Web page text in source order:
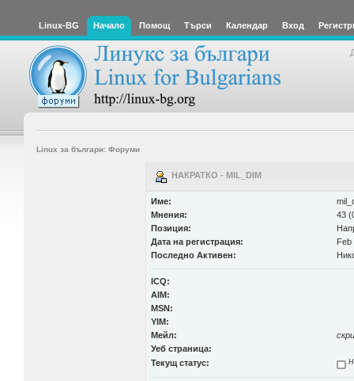
Linux-BG Начало Помощ Търси Календар Вход
Linux за българи: Форуми
НАКРАТКО - MIL_DIM
Име:
Мнения:
43
Позиция:
Дата на регистрация:
Feb
Последно Активен:
ICQ:
AIM:
MSN:
YIM:
Мейл:
Уеб страница:
Текущ статус: